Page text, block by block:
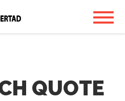
QUOTE